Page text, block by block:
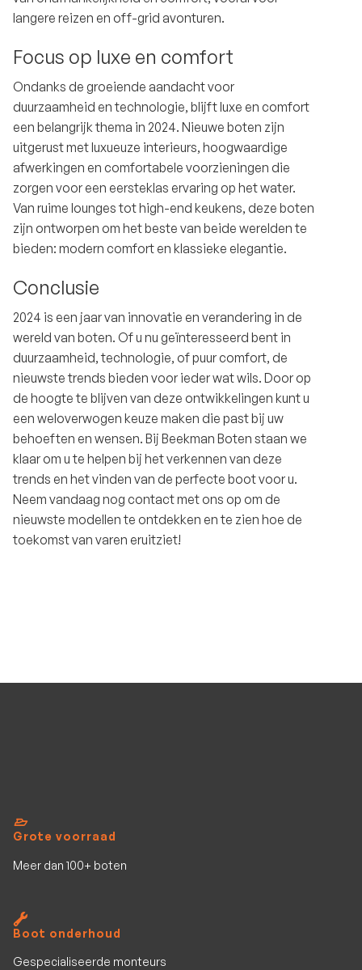
langere reizen en off-grid avonturen.
Focus op luxe en comfort
Ondanks de groeiende aandacht voor
duurzaamheid en technologie, blijft luxe en comfort
een belangrijk thema in 2024. Nieuwe boten zijn
uitgerust met luxueuze interieurs, hoogwaardige
afwerkingen en comfortabele voorzieningen die
zorgen voor een eersteklas ervaring op het water.
Van ruime lounges tot high-end keukens, deze boten
zijn ontworpen om het beste van beide werelden te
bieden: modern comfort en klassieke elegantie.
Conclusie
2024 is een jaar van innovatie en verandering in de
wereld van boten. Of u nu geïnteresseerd bent in
duurzaamheid, technologie, of puur comfort, de
nieuwste trends bieden voor ieder wat wils. Door op
de hoogte te blijven van deze ontwikkelingen kunt u
een weloverwogen keuze maken die past bij uw
behoeften en wensen. Bij Beekman Boten staan we
klaar om u te helpen bij het verkennen van deze
trends en het vinden van de perfecte boot voor u.
Neem vandaag nog contact met ons op om de
nieuwste modellen te ontdekken en te zien hoe de
toekomst van varen eruitziet!
Grote voorraad
Meer dan 100+ boten
Boot onderhoud
Gespecialiseerde monteurs